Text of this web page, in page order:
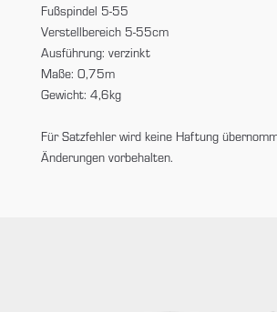
Fußspindel 5-55
Verstellbereich 5-55cm
Ausführung: verzinkt
Maße: 0,75m
Gewicht: 4,6kg
Für Satzfehler wird keine Haftung
Änderungen vorbehalten.